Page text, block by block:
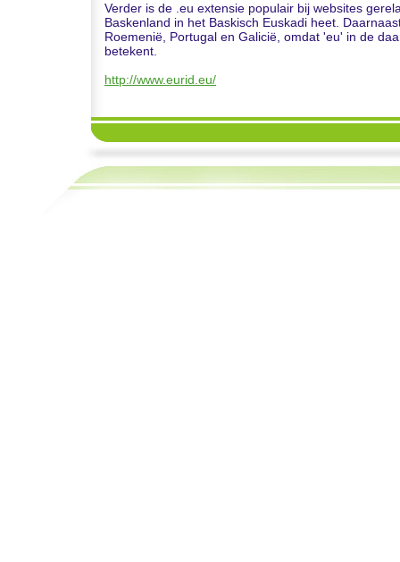
Verder is de .eu extensie populair bij websites
Baskenland in het Baskisch Euskadi heet.
Roemenië, Portugal en Galicië, omdat 'eu' in de
betekent.
http://www.eurid.eu/